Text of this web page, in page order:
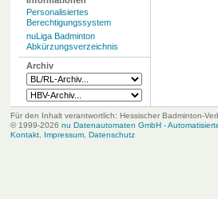
Personalisiertes
Berechtigungssystem
nuLiga Badminton
Abkürzungsverzeichnis
Archiv
Für den Inhalt verantwortlich: Hessischer Badminton-
© 1999-2026 nu Datenautomaten GmbH -
Kontakt, Impressum, Datenschutz